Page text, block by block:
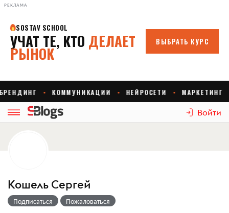
РЕКЛАМА
Войти
Кошель Сергей
Подписаться Пожаловаться